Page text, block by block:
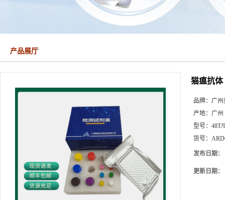
产品展厅
猫瘟抗
品牌： 广州
产地： 广州
型号： 48T/
货号：
发布日期：
更新日期：